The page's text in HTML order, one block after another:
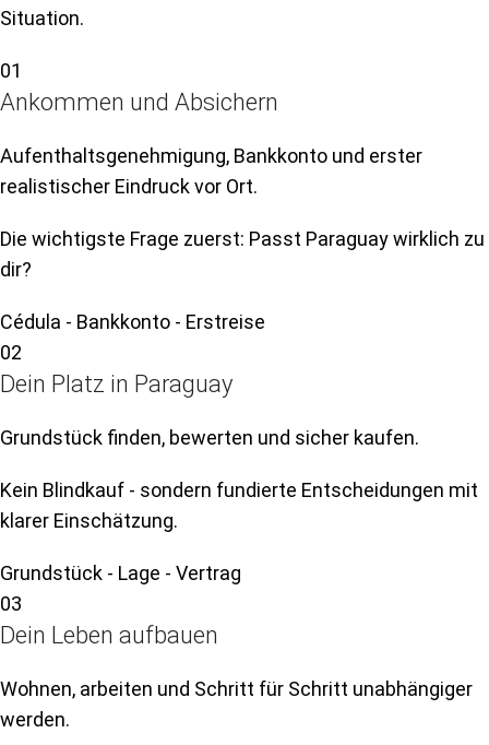
Situation.
01
Ankommen und Absichern
Aufenthaltsgenehmigung, Bankkonto und erster
realistischer Eindruck vor Ort.
Die wichtigste Frage zuerst: Passt Paraguay wirklich zu
dir?
Cédula - Bankkonto - Erstreise
02
Dein Platz in Paraguay
Grundstück finden, bewerten und sicher kaufen.
Kein Blindkauf - sondern fundierte Entscheidungen mit
klarer Einschätzung.
Grundstück - Lage - Vertrag
03
Dein Leben aufbauen
Wohnen, arbeiten und Schritt für Schritt unabhängiger
werden.